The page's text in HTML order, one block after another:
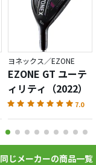
ヨネックス／EZONE
EZONE GT ユーテ
ィリティ（2022）
7.0
同じメーカーの商品一覧